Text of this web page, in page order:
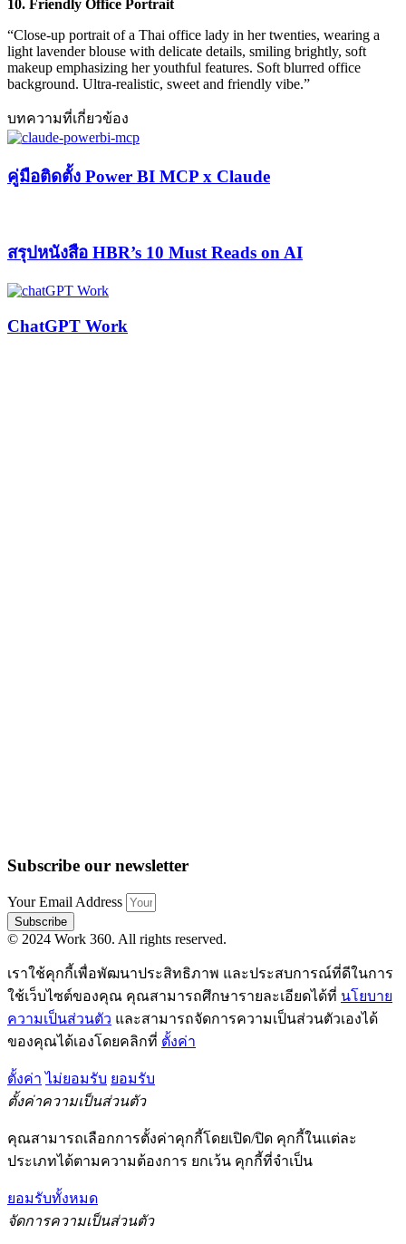
10. Friendly Office Portrait
“Close-up portrait of a Thai office lady in her twenties, wearing a
light lavender blouse with delicate details, smiling brightly, soft
makeup emphasizing her youthful features. Soft blurred office
background. Ultra-realistic, sweet and friendly vibe.”
บทความที่เกี่ยวข้อง
คู่มือติดตั้ง Power BI MCP x Claude
สรุปหนังสือ HBR’s 10 Must Reads on AI
ChatGPT Work
Subscribe our newsletter
Your Email Address
Subscribe
© 2024 Work 360. All rights reserved.
เราใช้คุกกี้เพื่อพัฒนาประสิทธิภาพ และประสบการณ์ที่ดีในการ
ใช้เว็บไซต์ของคุณ คุณสามารถศึกษารายละเอียดได้ที่ นโยบาย
ความเป็นส่วนตัว และสามารถจัดการความเป็นส่วนตัวเองได้
ของคุณได้เองโดยคลิกที่ ตั้งค่า
ตั้งค่า ไม่ยอมรับ ยอมรับ
ตั้งค่าความเป็นส่วนตัว
คุณสามารถเลือกการตั้งค่าคุกกี้โดยเปิด/ปิด คุกกี้ในแต่ละ
ประเภทได้ตามความต้องการ ยกเว้น คุกกี้ที่จำเป็น
ยอมรับทั้งหมด
จัดการความเป็นส่วนตัว